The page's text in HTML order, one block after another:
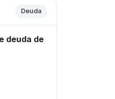
Deuda
deuda de